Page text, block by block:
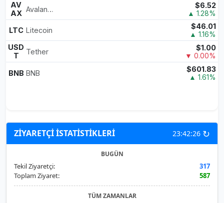
AV
AX
Avalanche $6.52
▲ 1.28%
LTC Litecoin $46.01
▲ 1.16%
USD
T
Tether $1.00
▼ 0.00%
BNB BNB $601.83
▲ 1.61%
ZİYARETÇİ İSTATİSTİKLERİ 23:42:26 ↻
BUGÜN
Tekil Ziyaretçi:
317
Toplam Ziyaret:
587
TÜM ZAMANLAR